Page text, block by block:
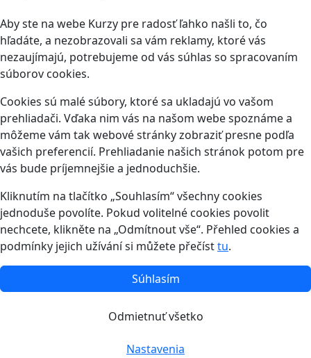
Aby ste na webe Kurzy pre radosť ľahko našli to, čo
hľadáte, a nezobrazovali sa vám reklamy, ktoré vás
nezaujímajú, potrebujeme od vás súhlas so spracovaním
súborov cookies.
Cookies sú malé súbory, ktoré sa ukladajú vo vašom
prehliadači. Vďaka nim vás na našom webe spoznáme a
môžeme vám tak webové stránky zobraziť presne podľa
vašich preferencií. Prehliadanie našich stránok potom pre
vás bude príjemnejšie a jednoduchšie.
Kliknutím na tlačítko „Souhlasím“ všechny cookies
jednoduše povolíte. Pokud volitelné cookies povolit
nechcete, klikněte na „Odmítnout vše“. Přehled cookies a
podmínky jejich užívání si můžete přečísttu.
Súhlasím
Odmietnuť všetko
Nastavenia